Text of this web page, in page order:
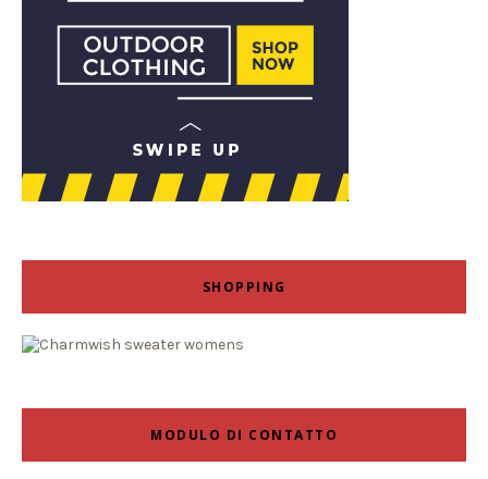
SHOPPING
MODULO DI CONTATTO